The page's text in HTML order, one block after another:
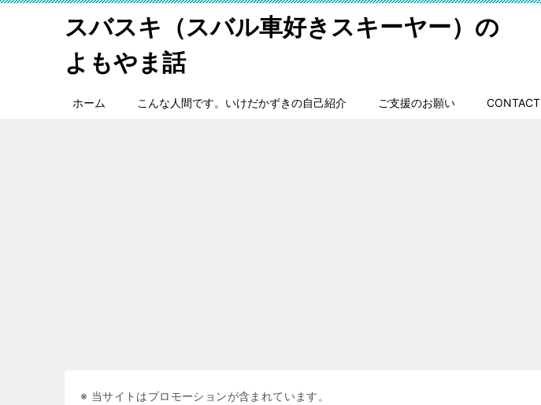
スバスキ（スバル車好きスキーヤー）の
よもやま話
ホーム こんな人間です。いけだかずきの自己紹介 ご支援のお願い CONTACT
※ 当サイトはプロモーションが含まれています。